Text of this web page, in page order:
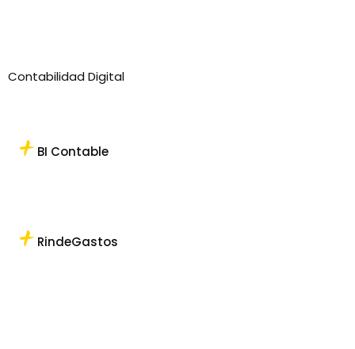
Contabilidad Digital
BI Contable
RindeGastos